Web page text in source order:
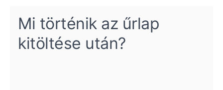
Mi történik az űrlap
kitöltése után?